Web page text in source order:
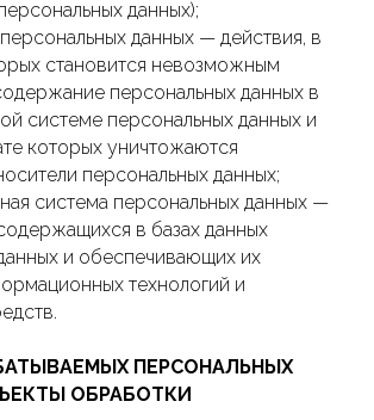
данных);
данных — действия, в
становится невозможным
персональных данных в
системе персональных данных и
которых уничтожаются
персональных данных;
система персональных данных —
в базах данных
и обеспечивающих их
технологий и
ПЕРСОНАЛЬНЫХ
ОБРАБОТКИ